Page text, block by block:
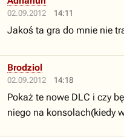
02.09.2012 14:11
Jakoś ta gra do mnie nie
02.09.2012 14:18
Brodziol
Pokaż te nowe DLC i czy
niego na konsolach(kiedy